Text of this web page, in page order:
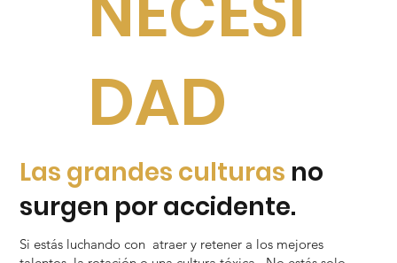
DAD
Las grandes culturas no
surgen por accidente.
Si estás luchando con atraer y retener a los mejores